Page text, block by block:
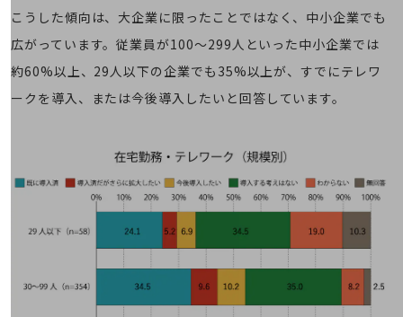
ビジネス向けスマートフォン
タフネススマートフォン
データ通信製品
通信モジュール製品
衛星携帯電話
IOT完了済みメーカーブランド製品
料金
こうした傾向は、大企業に限ったことではなく、中小企業でも
広がっています。従業員が100～299人といった中小企業では
約60%以上、29人以下の企業でも35%以上が、すでにテレワ
ークを導入、または今後導入したいと回答しています。